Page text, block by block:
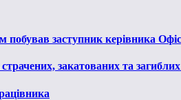
побував заступник керівника
закатованих та загиблих